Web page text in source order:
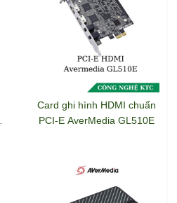
Card ghi hình HDMI chuẩn
PCI-E AverMedia GL510E